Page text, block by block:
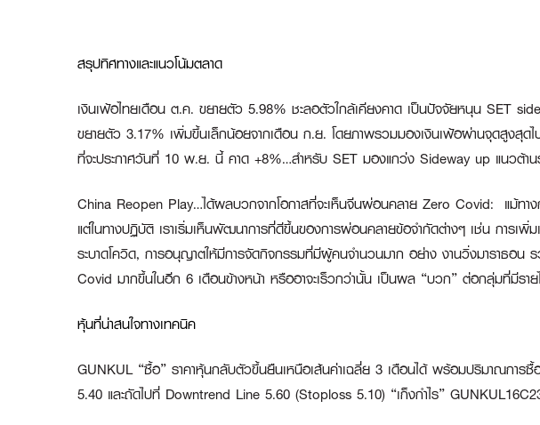
สรุปทิศทางและแนวโน้มตลาด
เงินเฟ้อไทยเดือน ต.ค. ขยายตัว 5.98% ชะลอตัวใกล้เคียงคาด เป็นปัจจัยหนุน SET
ขยายตัว 3.17% เพิ่มขึ้นเล็กน้อยจากเดือน ก.ย. โดยภาพรวมมองเงินเฟ้อผ่านจุดสูงสุด
ที่จะประกาศวันที่ 10 พ.ย. นี้ คาด +8%…สำหรับ SET มองแกว่ง Sideway up แนวต้านร
China Reopen Play…ได้ผลบวกจากโอกาสที่จะเห็นจีนผ่อนคลาย Zero Covid: แม้ทา
แต่ในทางปฏิบัติ เราเริ่มเห็นพัฒนาการที่ดีขึ้นของการผ่อนคลายข้อจำกัดต่างๆ เช่น การ
ระบาดโควิด, การอนุญาตให้มีการจัดกิจกรรมที่มีผู้คนจำนวนมาก อย่าง งานวิ่งมาราธ
Covid มากขึ้นในอีก 6 เดือนข้างหน้า หรืออาจะเร็วกว่านั้น เป็นผล “บวก” ต่อกลุ่มที่มีรา
หุ้นที่น่าสนใจทางเทคนิค
GUNKUL “ซื้อ” ราคาหุ้นกลับตัวขึ้นยืนเหนือเส้นค่าเฉลี่ย 3 เดือนได้ พร้อมปริมาณการ
5.40 และถัดไปที่ Downtrend Line 5.60 (Stoploss 5.10) “เก็งกำไร”